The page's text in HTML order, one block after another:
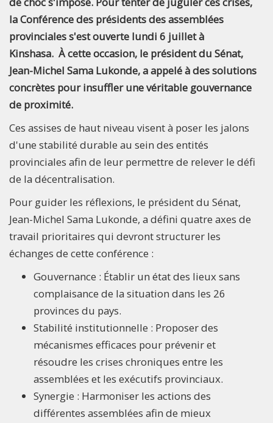
la Conférence des présidents des assemblées
provinciales s'est ouverte lundi 6 juillet à
Kinshasa. À cette occasion, le président du Sénat,
Jean-Michel Sama Lukonde, a appelé à des solutions
concrètes pour insuffler une véritable gouvernance
de proximité.
Ces assises de haut niveau visent à poser les jalons
d'une stabilité durable au sein des entités
provinciales afin de leur permettre de relever le défi
de la décentralisation.
Pour guider les réflexions, le président du Sénat,
Jean-Michel Sama Lukonde, a défini quatre axes de
travail prioritaires qui devront structurer les
échanges de cette conférence :
Gouvernance : Établir un état des lieux sans
complaisance de la situation dans les 26
provinces du pays.
Stabilité institutionnelle : Proposer des
mécanismes efficaces pour prévenir et
résoudre les crises chroniques entre les
assemblées et les exécutifs provinciaux.
Synergie : Harmoniser les actions des
différentes assemblées afin de mieux